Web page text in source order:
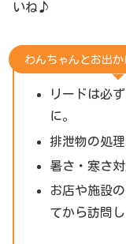
いね♪
わんちゃんとお出か
リードは必
に。
排泄物の処
暑さ・寒さ
お店や施設
てから訪問し